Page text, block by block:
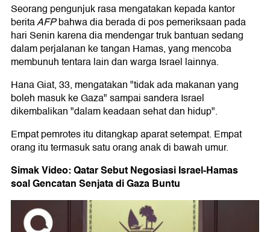
Seorang pengunjuk rasa mengatakan kepada kantor
beritaAFPbahwa dia berada di pos pemeriksaan pada
hari Senin karena dia mendengar truk bantuan sedang
dalam perjalanan ke tangan Hamas, yang mencoba
membunuh tentara lain dan warga Israel lainnya.
Hana Giat, 33, mengatakan "tidak ada makanan yang
boleh masuk ke Gaza" sampai sandera Israel
dikembalikan "dalam keadaan sehat dan hidup".
Empat pemrotes itu ditangkap aparat setempat. Empat
orang itu termasuk satu orang anak di bawah umur.
Simak Video: Qatar Sebut Negosiasi Israel-Hamas
soal Gencatan Senjata di Gaza Buntu